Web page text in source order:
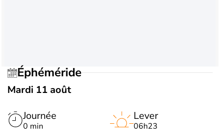
Éphéméride
Mardi 11 août
Journée
0 min
Lever
06h23